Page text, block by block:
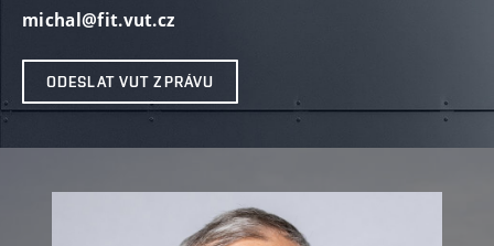
michal@fit.vut.cz
ODESLAT VUT ZPRÁVU